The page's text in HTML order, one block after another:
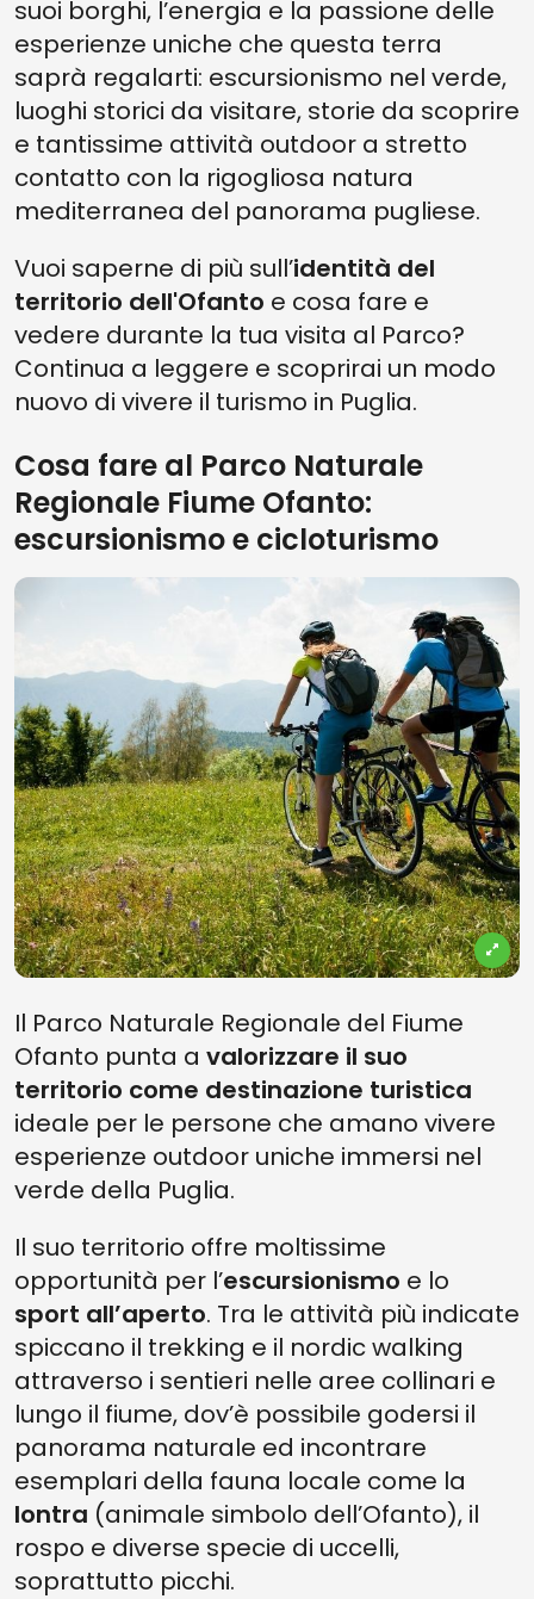
suoi borghi, l’energia e la passione delle
esperienze uniche che questa terra
saprà regalarti: escursionismo nel verde,
luoghi storici da visitare, storie da scoprire
e tantissime attività outdoor a stretto
contatto con la rigogliosa natura
mediterranea del panorama pugliese.
Vuoi saperne di più sull’identità del
territorio dell'Ofanto e cosa fare e
vedere durante la tua visita al Parco?
Continua a leggere e scoprirai un modo
nuovo di vivere il turismo in Puglia.
Cosa fare al Parco Naturale
Regionale Fiume Ofanto:
escursionismo e cicloturismo
Il Parco Naturale Regionale del Fiume
Ofanto punta a valorizzare il suo
territorio come destinazione turistica
ideale per le persone che amano vivere
esperienze outdoor uniche immersi nel
verde della Puglia.
Il suo territorio offre moltissime
opportunità per l’escursionismo e lo
sport all’aperto. Tra le attività più indicate
spiccano il trekking e il nordic walking
attraverso i sentieri nelle aree collinari e
lungo il fiume, dov’è possibile godersi il
panorama naturale ed incontrare
esemplari della fauna locale come la
lontra (animale simbolo dell’Ofanto), il
rospo e diverse specie di uccelli,
soprattutto picchi.